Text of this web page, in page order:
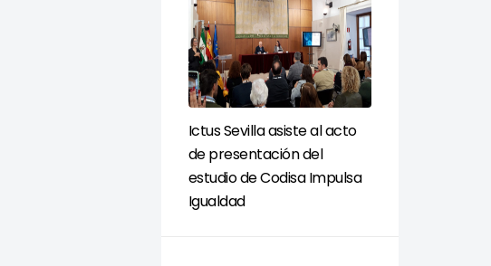
Ictus Sevilla asiste al acto
de presentación del
estudio de Codisa Impulsa
Igualdad